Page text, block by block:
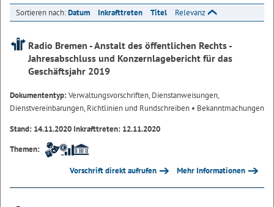
Sortieren nach:Datum Inkrafttreten Titel Relevanz
Radio Bremen - Anstalt des öffentlichen Rechts -
Jahresabschluss und Konzernlagebericht für das
Geschäftsjahr 2019
Dokumententyp:Verwaltungsvorschriften, Dienstanweisungen,
Dienstvereinbarungen, Richtlinien und Rundschreiben • Bekanntmachungen
Stand: 14.11.2020 Inkrafttreten: 12.11.2020
Themen:
Vorschrift direkt aufrufen Mehr Informationen